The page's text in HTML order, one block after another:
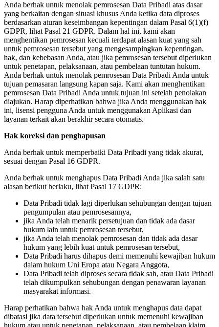
Anda berhak untuk menolak pemrosesan Data Pribadi atas dasar
yang berkaitan dengan situasi khusus Anda ketika data diproses
berdasarkan aturan keseimbangan kepentingan dalam Pasal 6(1)(f)
GDPR, lihat Pasal 21 GDPR. Dalam hal ini, kami akan
menghentikan pemrosesan kecuali terdapat alasan kuat yang sah
untuk pemrosesan tersebut yang mengesampingkan kepentingan,
hak, dan kebebasan Anda, atau jika pemrosesan tersebut diperlukan
untuk penetapan, pelaksanaan, atau pembelaan tuntutan hukum.
Anda berhak untuk menolak pemrosesan Data Pribadi Anda untuk
tujuan pemasaran langsung kapan saja. Kami akan menghentikan
pemrosesan Data Pribadi Anda untuk tujuan ini setelah penolakan
diajukan. Harap diperhatikan bahwa jika Anda menggunakan hak
ini, lisensi pengguna Anda untuk menggunakan Aplikasi dan
layanan terkait akan berakhir secara otomatis.
Hak koreksi dan penghapusan
Anda berhak untuk memperbaiki Data Pribadi yang tidak akurat,
sesuai dengan Pasal 16 GDPR.
Anda berhak untuk menghapus Data Pribadi Anda jika salah satu
alasan berikut berlaku, lihat Pasal 17 GDPR:
Data Pribadi tidak lagi diperlukan sehubungan dengan tujuan
pengumpulan atau pemrosesannya,
jika Anda telah menarik persetujuan dan tidak ada dasar
hukum lain untuk pemrosesan tersebut,
jika Anda telah menolak pemrosesan dan tidak ada dasar
hukum yang lebih kuat untuk pemrosesan tersebut,
Data Pribadi harus dihapus demi memenuhi kewajiban hukum
dalam hukum Uni Eropa atau Negara Anggota,
Data Pribadi telah diproses secara tidak sah, atau Data Pribadi
telah dikumpulkan sehubungan dengan penawaran layanan
masyarakat informasi.
Harap perhatikan bahwa hak Anda untuk menghapus data dapat
dibatasi jika data tersebut diperlukan untuk memenuhi kewajiban
hukum atau untuk penetapan, pelaksanaan, atau pembelaan klaim